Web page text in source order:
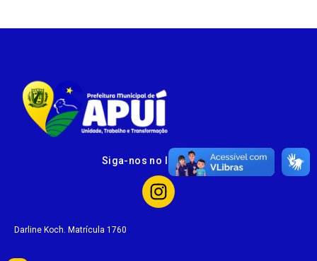
Siga-nos no Instagram
Darline Koch. Matrícula 1760